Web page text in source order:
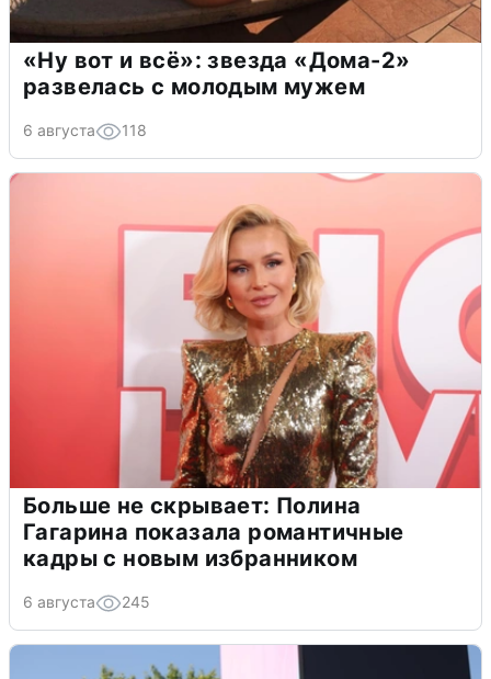
«Ну вот и всё»: звезда «Дома-2»
развелась с молодым мужем
6 августа 118
Больше не скрывает: Полина
Гагарина показала романтичные
кадры с новым избранником
6 августа 245